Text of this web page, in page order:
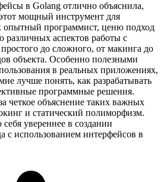
в Golang отлично объяснила,
мощный инструмент для
опытный программист, ценю подход
различных аспектов работы с
до сложного, от макинга до
объекта. Особенно полезными
в реальных приложениях,
лучше понять, как разрабатывать
программные решения.
четкое объяснение таких важных
и статический полиморфизм.
увереннее в создании
с использованием интерфейсов в